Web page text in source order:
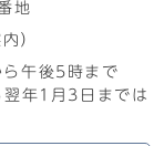
地
）
午後5時まで
年1月3日までは